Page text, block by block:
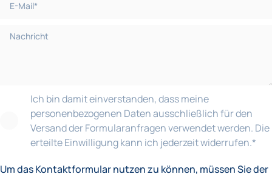
Ich bin damit einverstanden, dass meine
personenbezogenen Daten ausschließlich für den
Versand der Formularanfragen verwendet werden. Die
erteilte Einwilligung kann ich jederzeit widerrufen.*
Um das Kontaktformular nutzen zu können, müssen Sie der